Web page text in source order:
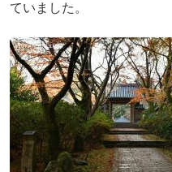
ていました。